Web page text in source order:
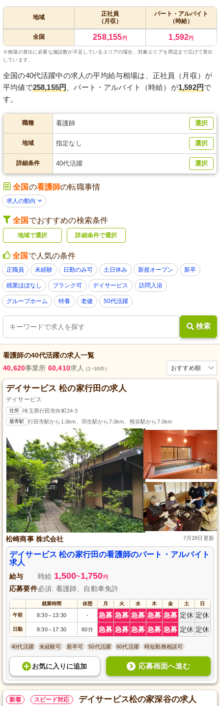
地域
正社員
（月収）
パート・アルバイト
（時給）
全国 258,155 円 1,592円
※相場の算出に必要な施設数が不足しているエリアの場合、対象エリアを周辺まで広げて算出
しています。
全国の40代活躍中の求人の平均給与相場は、正社員（月収）が
平均値で258,155円 、パート・アルバイト（時給）が1,592円で
す。
職種 看護師 選択
地域 指定なし 選択
詳細条件 40代活躍 選択
全国の看護師の転職事情
求人の動向
全国 でおすすめの検索条件
地域で選択 詳細条件で選択
全国 で人気の条件
正職員 未経験 日勤のみ可 土日休み 新規オープン 新卒
残業ほぼなし ブランク可 デイサービス 訪問入浴
グループホーム 特養 老健 50代活躍
検索
看護師の40代活躍の求人一覧
おすすめ順
40,620事業所 60,410求人(1~30件)
デイサービス 松の家行田の求人
デイサービス
住所 埼玉県行田市向町24-3
最寄駅 行田市駅から1.0km、羽生駅から7.0km、熊谷駅から7.0km
松崎商事 株式会社 7月28日更新
デイサービス 松の家行田の看護師のパート・アルバイト
求人
給与 時給 1,500~1,750 円
応募要件必須: 看護師、自動車免許
就業時間 休憩 月 火 水 木 金 土 日
午前 8:30～ 13:30 - 急募 急募 急募 急募 急募 定休 定休
日勤 8:30～ 17:30 60分 急募 急募 急募 急募 急募 定休 定休
40代活躍 未経験可 新卒可 50代活躍 60代活躍 時短勤務相談可
お気に入り に追加 応募画面へ進む
新着 スピード対応 デイサービス松の家深谷の求人